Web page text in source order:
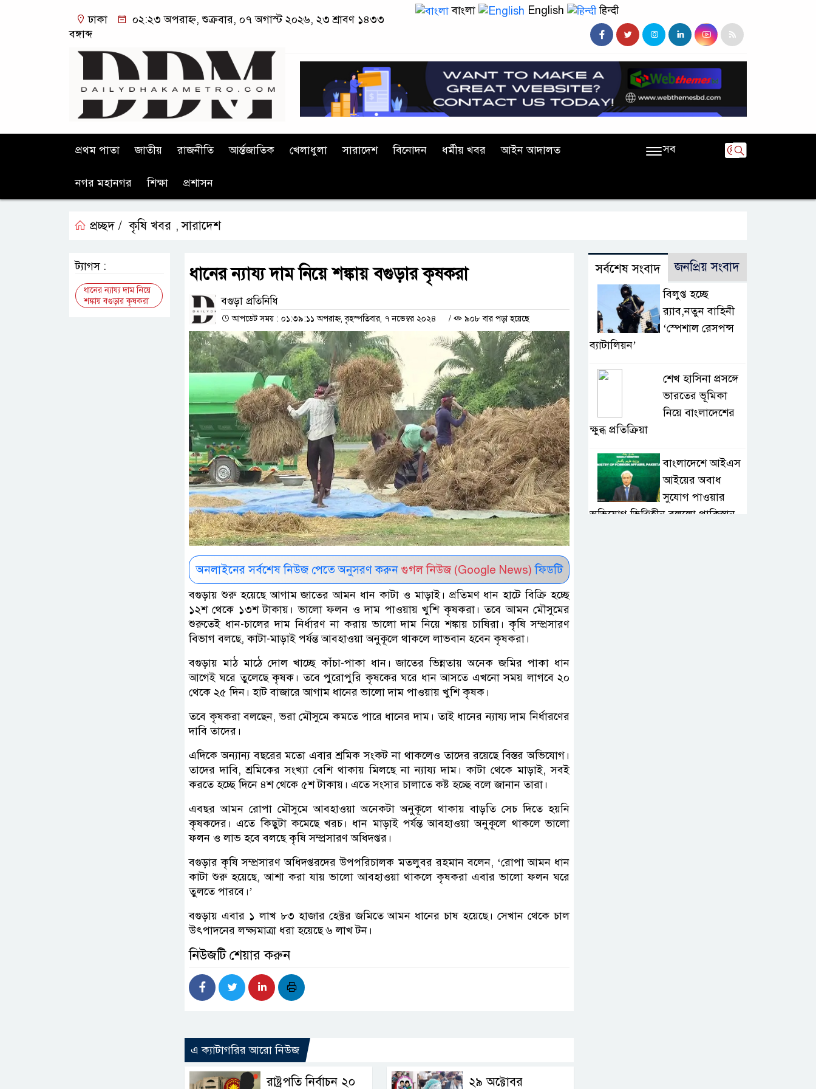
ঢাকা
০২:২৩ অপরাহ্ন, শুক্রবার, ০৭ অগাস্ট ২০২৬, ২৩ শ্রাবণ ১৪৩৩
বঙ্গাব্দ
বাংলা English हिन्दी
প্রথম পাতা জাতীয় রাজনীতি আর্ন্তজাতিক খেলাধুলা সারাদেশ বিনোদন ধর্মীয় খবর আইন আদালত
নগর মহানগর শিক্ষা প্রশাসন
সব
প্রচ্ছদ / কৃষি খবর ,সারাদেশ
ধানের ন্যায্য দাম নিয়ে শঙ্কায় বগুড়ার কৃষকরা
বগুড়া প্রতিনিধি
আপডেট সময় : ০১:৩৯:১১ অপরাহ্ন, বৃহস্পতিবার, ৭ নভেম্বর ২০২৪ / ৯০৮ বার পড়া হয়েছে
অনলাইনের সর্বশেষ নিউজ পেতে অনুসরণ করুন গুগল নিউজ (Google News) ফিডটি
বগুড়ায় শুরু হয়েছে আগাম জাতের আমন ধান কাটা ও মাড়াই। প্রতিমণ ধান হাটে বিক্রি হচ্ছে
১২শ থেকে ১৩শ টাকায়। ভালো ফলন ও দাম পাওয়ায় খুশি কৃষকরা। তবে আমন মৌসুমের
শুরুতেই ধান-চালের দাম নির্ধারণ না করায় ভালো দাম নিয়ে শঙ্কায় চাষিরা। কৃষি সম্প্রসারণ
বিভাগ বলছে, কাটা-মাড়াই পর্যন্ত আবহাওয়া অনুকূলে থাকলে লাভবান হবেন কৃষকরা।
বগুড়ায় মাঠ মাঠে দোল খাচ্ছে কাঁচা-পাকা ধান। জাতের ভিন্নতায় অনেক জমির পাকা ধান
আগেই ঘরে তুলেছে কৃষক। তবে পুরোপুরি কৃষকের ঘরে ধান আসতে এখনো সময় লাগবে ২০
থেকে ২৫ দিন। হাট বাজারে আগাম ধানের ভালো দাম পাওয়ায় খুশি কৃষক।
তবে কৃষকরা বলছেন, ভরা মৌসুমে কমতে পারে ধানের দাম। তাই ধানের ন্যায্য দাম নির্ধারণের
দাবি তাদের।
এদিকে অন্যান্য বছরের মতো এবার শ্রমিক সংকট না থাকলেও তাদের রয়েছে বিস্তর অভিযোগ।
তাদের দাবি, শ্রমিকের সংখ্যা বেশি থাকায় মিলছে না ন্যায্য দাম। কাটা থেকে মাড়াই, সবই
করতে হচ্ছে দিনে ৪শ থেকে ৫শ টাকায়। এতে সংসার চালাতে কষ্ট হচ্ছে বলে জানান তারা।
এবছর আমন রোপা মৌসুমে আবহাওয়া অনেকটা অনুকূলে থাকায় বাড়তি সেচ দিতে হয়নি
কৃষকদের। এতে কিছুটা কমেছে খরচ। ধান মাড়াই পর্যন্ত আবহাওয়া অনুকূলে থাকলে ভালো
ফলন ও লাভ হবে বলছে কৃষি সম্প্রসারণ অধিদপ্তর।
বগুড়ার কৃষি সম্প্রসারণ অধিদপ্তরদের উপপরিচালক মতলুবর রহমান বলেন, ‘রোপা আমন ধান
কাটা শুরু হয়েছে, আশা করা যায় ভালো আবহাওয়া থাকলে কৃষকরা এবার ভালো ফলন ঘরে
তুলতে পারবে।’
বগুড়ায় এবার ১ লাখ ৮৩ হাজার হেক্টর জমিতে আমন ধানের চাষ হয়েছে। সেখান থেকে চাল
উৎপাদনের লক্ষ্যমাত্রা ধরা হয়েছে ৬ লাখ টন।
নিউজটি শেয়ার করুন
এ ক্যাটাগরির আরো নিউজ
রাষ্ট্রপতি নির্বাচন ২০
২৯ অক্টোবর
ট্যাগস :
ধানের ন্যায্য দাম নিয়ে
শঙ্কায় বগুড়ার কৃষকরা
সর্বশেষ সংবাদ জনপ্রিয় সংবাদ
বিলুপ্ত হচ্ছে
র‍্যাব,নতুন বাহিনী
‘স্পেশাল রেসপন্স
ব্যাটালিয়ন’
শেখ হাসিনা প্রসঙ্গে
ভারতের ভূমিকা
নিয়ে বাংলাদেশের
ক্ষুব্ধ প্রতিক্রিয়া
বাংলাদেশে আইএস
আইয়ের অবাধ
সুযোগ পাওয়ার
অভিযোগ ভিত্তিহীন বললো পাকিস্তান